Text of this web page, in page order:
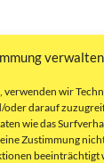
verwalten
wir
darauf
wie das
Zustimmung
beeinträchtigt